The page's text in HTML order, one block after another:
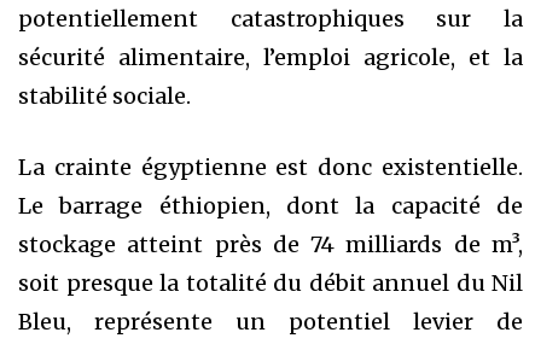
potentiellement catastrophiques sur la
sécurité alimentaire, l’emploi agricole, et la
stabilité sociale.
La crainte égyptienne est donc existentielle.
Le barrage éthiopien, dont la capacité de
stockage atteint près de 74 milliards de m³,
soit presque la totalité du débit annuel du Nil
Bleu, représente un potentiel levier de